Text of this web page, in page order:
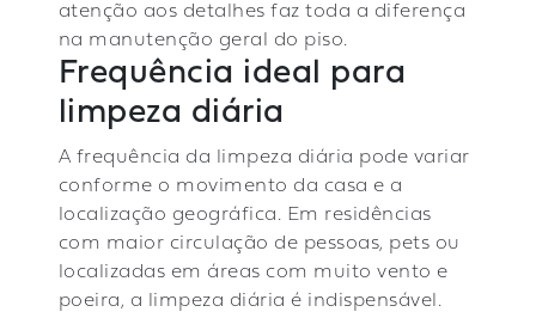
atenção aos detalhes faz toda a diferença
na manutenção geral do piso.
Frequência ideal para
limpeza diária
A frequência da limpeza diária pode variar
conforme o movimento da casa e a
localização geográfica. Em residências
com maior circulação de pessoas, pets ou
localizadas em áreas com muito vento e
poeira, a limpeza diária é indispensável.